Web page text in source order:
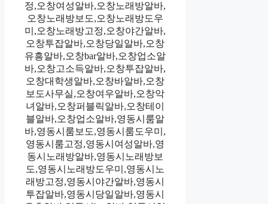
정,오창여성알바,오창노래방알바,
오창노래방보도,오창노래방도우
미,오창노래방고정,오창야간알바,
오창투잡알바,오창당일알바,오창
유흥알바,오창bar알바,오창업소알
바,오창고소득알바,오창투잡알바,
오창대학생알바,오창바알바,오창
보도사무실,오창여우알바,오창악
녀알바,오창퍼블릭알바,오창테이
블알바,오창업소알바,영동시룸알
바,영동시룸보도,영동시룸도우미,
영동시룸고정,영동시여성알바,영
동시노래방알바,영동시노래방보
도,영동시노래방도우미,영동시노
래방고정,영동시야간알바,영동시
투잡알바,영동시당일알바,영동시